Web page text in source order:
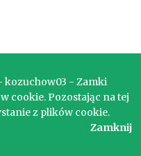
kozuchow03 - Zamki
cookie. Pozostając na tej
z plików cookie.
Zamknij